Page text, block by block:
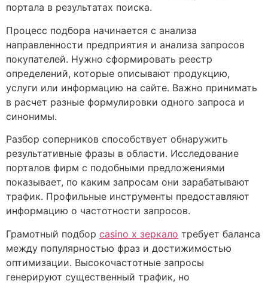
портала в результатах поиска.
Процесс подбора начинается с анализа
направленности предприятия и анализа запросов
покупателей. Нужно сформировать реестр
определений, которые описывают продукцию,
услуги или информацию на сайте. Важно принимать
в расчет разные формулировки одного запроса и
синонимы.
Разбор соперников способствует обнаружить
результативные фразы в области. Исследование
порталов фирм с подобными предложениями
показывает, по каким запросам они зарабатывают
трафик. Профильные инструменты предоставляют
информацию о частотности запросов.
Грамотный подбор casino x зеркало требует баланса
между популярностью фраз и достижимостью
оптимизации. Высокочастотные запросы
генерируют существенный трафик, но